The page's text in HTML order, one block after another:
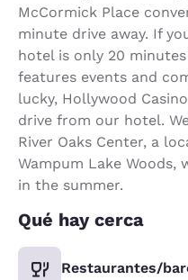
McCormick Place
minute drive away. If
hotel is only 20
features events and
lucky, Hollywood
drive from our hotel.
River Oaks Center, a
Wampum Lake
in the summer.
Qué hay cerca
Restaurantes/